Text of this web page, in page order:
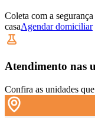
Coleta com a
casaAgendar domiciliar
Atendimento nas
Confira as unidades que